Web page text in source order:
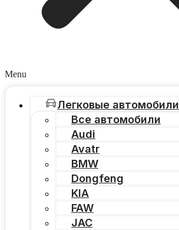
Menu
Легковые автомобили
Все автомобили
Audi
Avatr
BMW
Dongfeng
KIA
FAW
JAC